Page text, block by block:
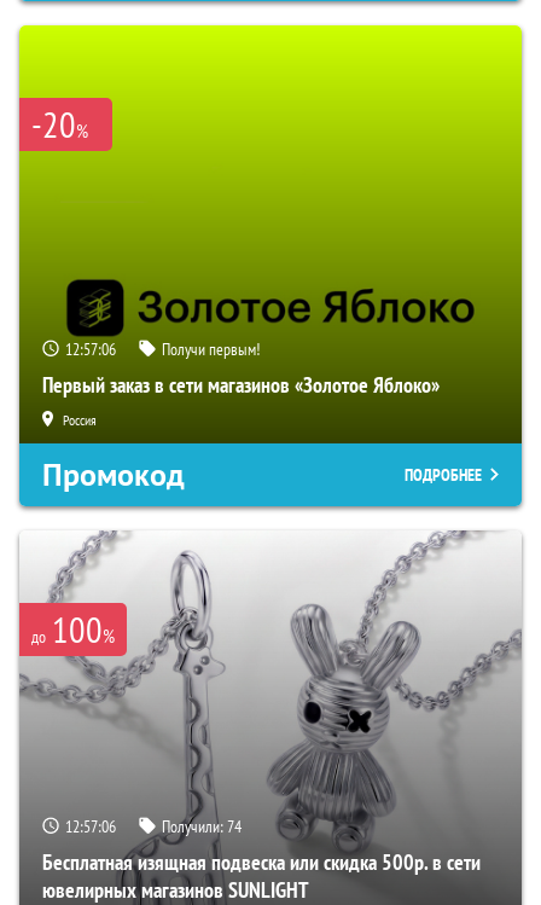
-20%
12:57:05 Получи первым!
Первый заказ в сети магазинов «Золотое Яблоко»
Россия
Промокод ПОДРОБНЕЕ
до 100%
12:57:05 Получили:74
Бесплатная изящная подвеска или скидка 500р. в сети
ювелирных магазинов SUNLIGHT